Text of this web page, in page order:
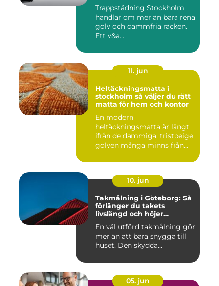
Trappstädning Stockholm
handlar om mer än bara rena
golv och dammfria räcken.
Ett v&a...
11. jun
Heltäckningsmatta i
stockholm så väljer du rätt
matta för hem och kontor
En modern
heltäckningsmatta är långt
ifrån de dammiga, tristbeige
golven många minns från
10. jun
Takmålning i Göteborg: Så
förlänger du takets
livslängd och höjer
En väl utförd takmålning gör
mer än att bara snygga till
huset. Den skydda...
05. jun